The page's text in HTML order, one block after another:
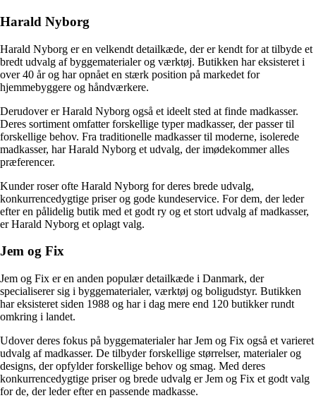
Harald Nyborg
Harald Nyborg er en velkendt detailkæde, der er kendt for at tilbyde et
bredt udvalg af byggematerialer og værktøj. Butikken har eksisteret i
over 40 år og har opnået en stærk position på markedet for
hjemmebyggere og håndværkere.
Derudover er Harald Nyborg også et ideelt sted at finde madkasser.
Deres sortiment omfatter forskellige typer madkasser, der passer til
forskellige behov. Fra traditionelle madkasser til moderne, isolerede
madkasser, har Harald Nyborg et udvalg, der imødekommer alles
præferencer.
Kunder roser ofte Harald Nyborg for deres brede udvalg,
konkurrencedygtige priser og gode kundeservice. For dem, der leder
efter en pålidelig butik med et godt ry og et stort udvalg af madkasser,
er Harald Nyborg et oplagt valg.
Jem og Fix
Jem og Fix er en anden populær detailkæde i Danmark, der
specialiserer sig i byggematerialer, værktøj og boligudstyr. Butikken
har eksisteret siden 1988 og har i dag mere end 120 butikker rundt
omkring i landet.
Udover deres fokus på byggematerialer har Jem og Fix også et varieret
udvalg af madkasser. De tilbyder forskellige størrelser, materialer og
designs, der opfylder forskellige behov og smag. Med deres
konkurrencedygtige priser og brede udvalg er Jem og Fix et godt valg
for de, der leder efter en passende madkasse.